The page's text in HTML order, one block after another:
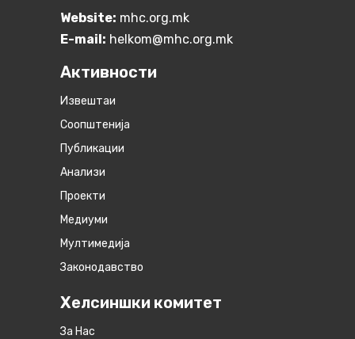
Website: mhc.org.mk
E-mail: helkom@mhc.org.mk
Активности
Извештаи
Соопштенија
Публикации
Анализи
Проекти
Медиуми
Мултимедија
Законодавство
Хелсиншки комитет
За Нас